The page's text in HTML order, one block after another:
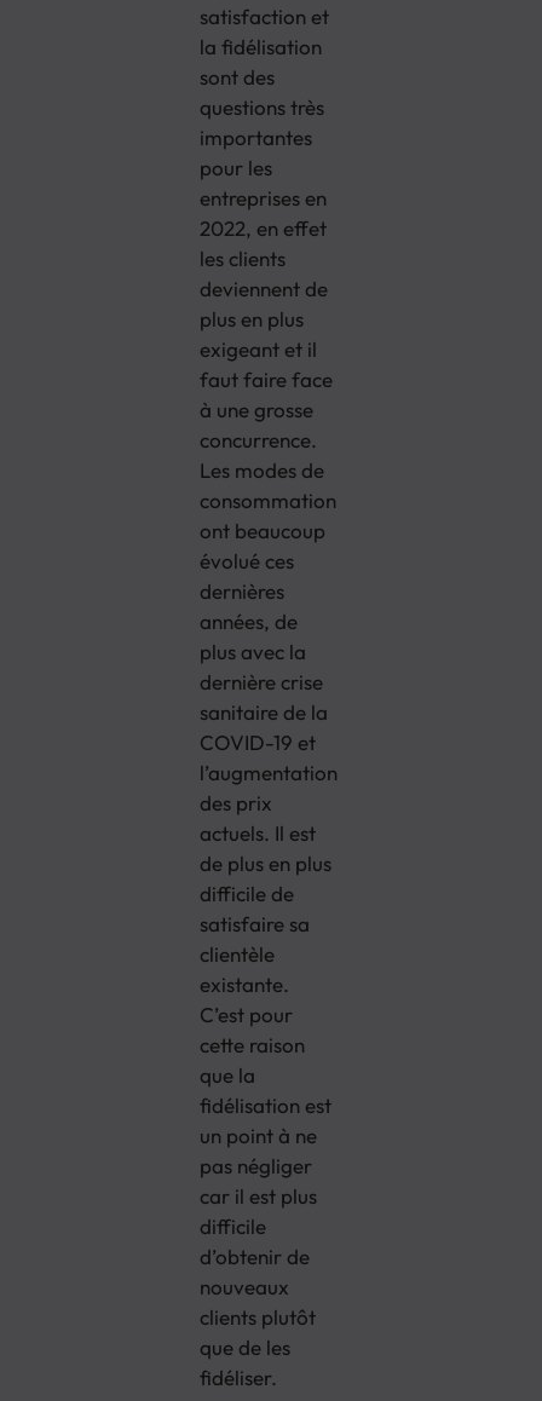
satisfaction et
la fidélisation
sont des
questions très
importantes
pour les
entreprises en
2022, en effet
les clients
deviennent de
plus en plus
exigeant et il
faut faire face
à une grosse
concurrence.
Les modes de
consommation
ont beaucoup
évolué ces
dernières
années, de
plus avec la
dernière crise
sanitaire de la
COVID-19 et
l’augmentation
des prix
actuels. Il est
de plus en plus
difficile de
satisfaire sa
clientèle
existante.
C’est pour
cette raison
que la
fidélisation est
un point à ne
pas négliger
car il est plus
difficile
d’obtenir de
nouveaux
clients plutôt
que de les
fidéliser.